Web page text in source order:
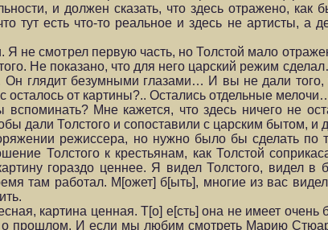
и должен сказать, что здесь отражено,
тут есть что-то реальное и здесь не артисты, а
Я не смотрел первую часть, но Толстой мало
Не показано, что для него царский режим
Он глядит безумными глазами… И вы не дали
от картины?.. Остались отдельные
Мне кажется, что здесь ничего не
дали Толстого и сопоставили с царским бытом,
режиссера, но нужно было бы сделать по
Толстого к крестьянам, как Толстой
гораздо ценнее. Я видел Толстого, видел в
там работал. М[ожет] б[ыть], многие из вас
картина ценная. Т[о] е[сть] она не имеет
прошлом. И если мы любим смотреть Марию